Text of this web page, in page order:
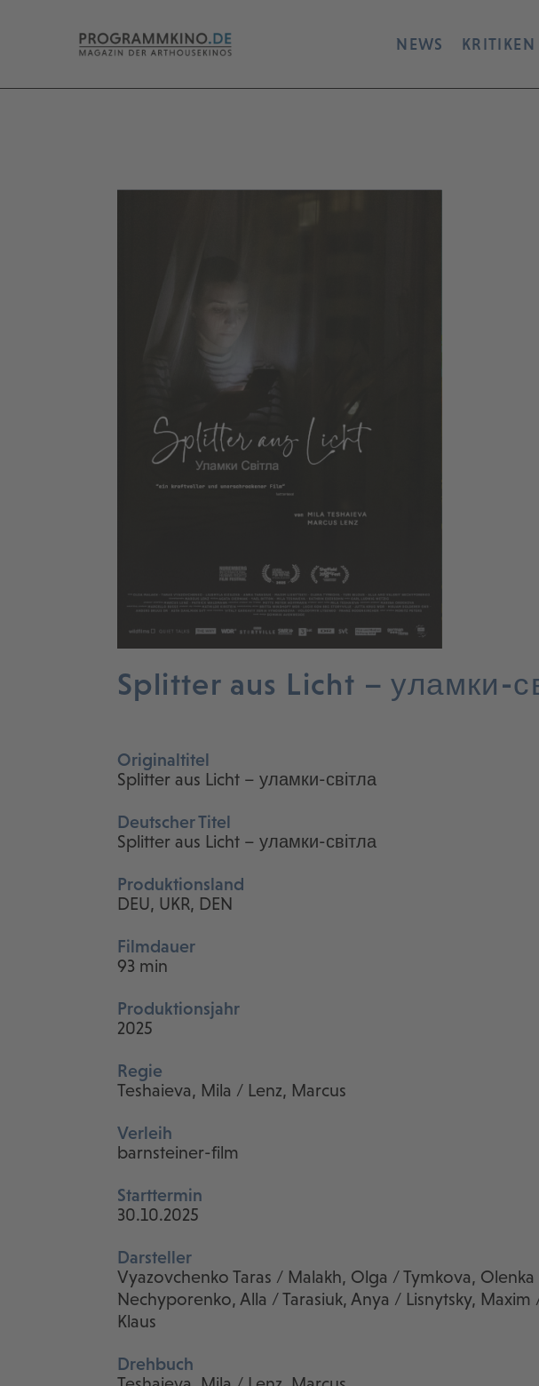
NEWS KRITIKEN
Splitter aus Licht – уламки-
Originaltitel
Splitter aus Licht – уламки-світла
Deutscher Titel
Splitter aus Licht – уламки-світла
Produktionsland
DEU, UKR, DEN
Filmdauer
93 min
Produktionsjahr
2025
Regie
Teshaieva, Mila / Lenz, Marcus
Verleih
barnsteiner-film
Starttermin
30.10.2025
Darsteller
Vyazovchenko Taras / Malakh, Olga / Tymkova,
Nechyporenko, Alla / Tarasiuk, Anya / Lisnytsky,
Klaus
Drehbuch